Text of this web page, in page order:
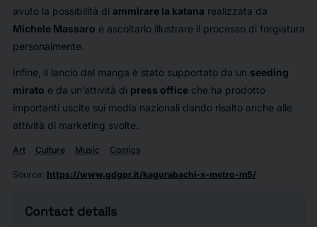
avuto la possibilità di ammirare la katana realizzata da
Michele Massaro e ascoltarlo illustrare il processo di forgiatura
personalmente.
Infine, il lancio del manga è stato supportato da un seeding
mirato e da un’attività di press officeche ha prodotto
importanti uscite sui media nazionali dando risalto anche alle
attività di marketing svolte.
Art Culture Music Comics
Source: https://www.gdgpr.it/kagurabachi-x-metro-m5/
Contact details